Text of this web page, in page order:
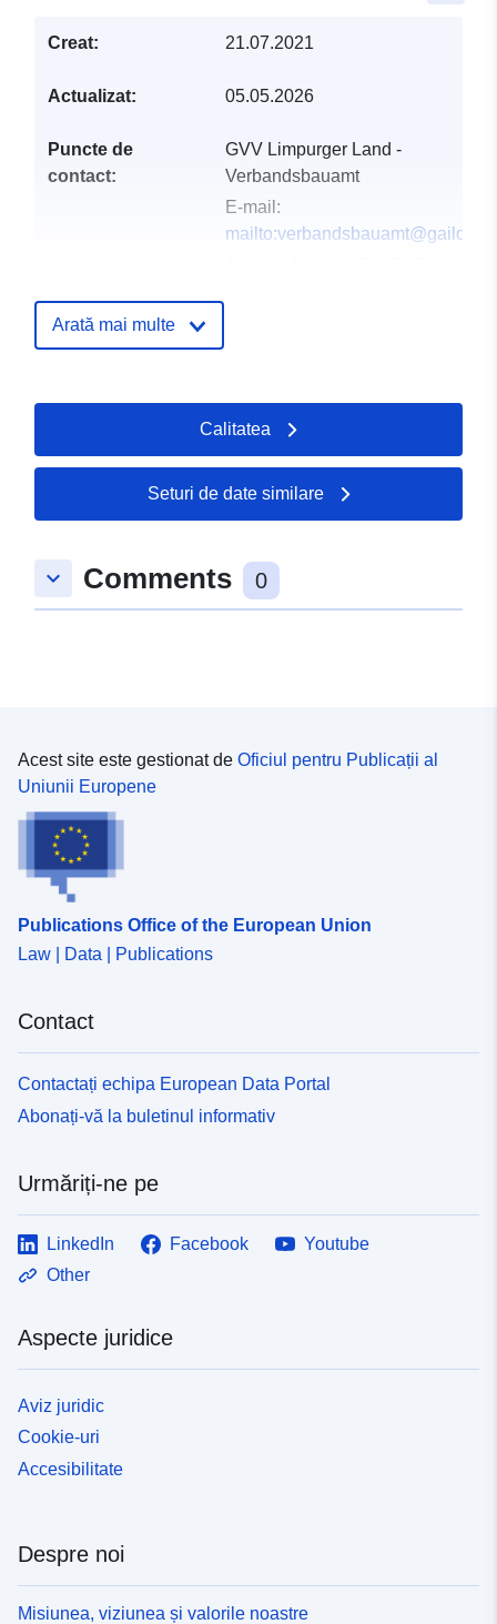
Creat: 21.07.2021
Actualizat: 05.05.2026
Puncte de
contact:
GVV Limpurger Land -
Verbandsbauamt
E-mail:
Informații actualizate la data
16 May 2026
Coordonate:
49.0021113 ], [ 9.7688571,
48.9965867 ], [ 9.7642825,
48.9965867 ], [ 9.7642825,
Arată mai multe
Calitatea
Seturi de date similare
keyboard_arrow_down Comments 0
Acest site este gestionat de Oficiul pentru Publicații al
Uniunii Europene
Publications Office of the European Union
Law | Data | Publications
Contact
Contactați echipa European Data Portal
Abonați-vă la buletinul informativ
Urmăriți-ne pe
LinkedIn Facebook
Youtube
Other
Aspecte juridice
Aviz juridic
Cookie-uri
Accesibilitate
Despre noi
Misiunea, viziunea și valorile noastre